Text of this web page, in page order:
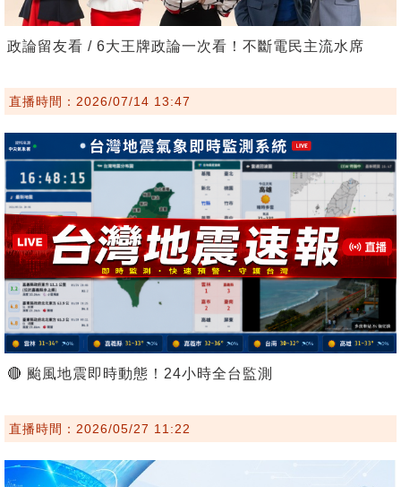
政論留友看 / 6大王牌政論一次看！不斷電民主流水席
直播時間：2026/07/14 13:47
🔴 颱風地震即時動態！24小時全台監測
直播時間：2026/05/27 11:22